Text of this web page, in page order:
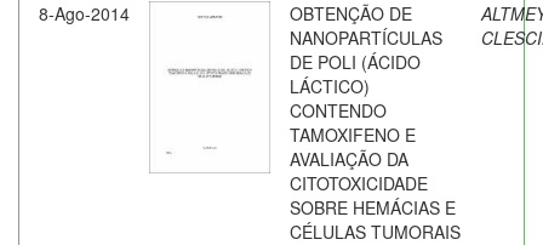
8-Ago-2014
OBTENÇÃO DE
NANOPARTÍCULAS
DE POLI (ÁCIDO
LÁCTICO)
CONTENDO
TAMOXIFENO E
AVALIAÇÃO DA
CITOTOXICIDADE
SOBRE HEMÁCIAS E
CÉLULAS TUMORAIS